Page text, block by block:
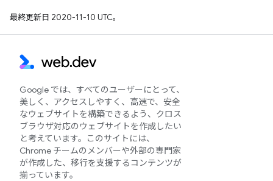
最終更新日 2020-11-10 UTC。
Google では、すべてのユーザーにとって、
美しく、アクセスしやすく、高速で、安全
なウェブサイトを構築できるよう、クロス
ブラウザ対応のウェブサイトを作成したい
と考えています。このサイトには、
Chrome チームのメンバーや外部の専門家
が作成した、移行を支援するコンテンツが
揃っています。